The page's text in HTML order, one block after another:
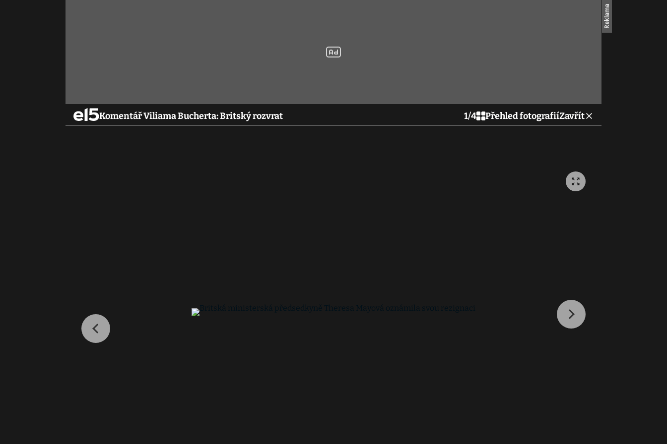
Komentář Viliama Bucherta: Britský rozvrat 1/4 Přehled fotografiíZavřít